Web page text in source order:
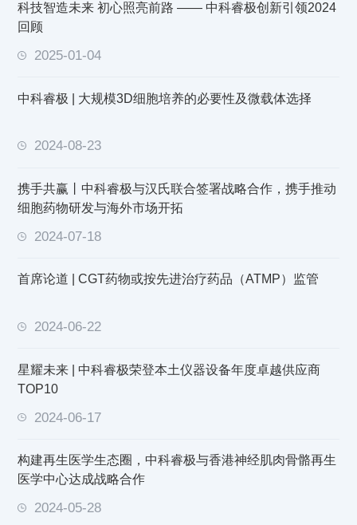
科技智造未来 初心照亮前路 —— 中科睿极创新引领2024
回顾
2025-01-04
中科睿极 | 大规模3D细胞培养的必要性及微载体选择
2024-08-23
携手共赢丨中科睿极与汉氏联合签署战略合作，携手推动
细胞药物研发与海外市场开拓
2024-07-18
首席论道 | CGT药物或按先进治疗药品（ATMP）监管
2024-06-22
星耀未来 | 中科睿极荣登本土仪器设备年度卓越供应商
TOP10
2024-06-17
构建再生医学生态圈，中科睿极与香港神经肌肉骨骼再生
医学中心达成战略合作
2024-05-28